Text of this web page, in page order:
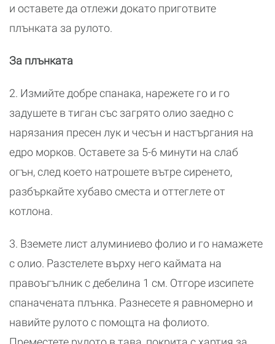
и оставете да отлежи докато приготвите
плънката за рулото.
За плънката
2. Измийте добре спанака, нарежете го и го
задушете в тиган със загрято олио заедно с
нарязания пресен лук и чесън и настъргания на
едро морков. Оставете за 5-6 минути на слаб
огън, след което натрошете вътре сиренето,
разбъркайте хубаво сместа и оттеглете от
котлона.
3. Вземете лист алуминиево фолио и го намажете
с олио. Разстелете върху него каймата на
правоъгълник с дебелина 1 см. Отгоре изсипете
спаначената плънка. Разнесете я равномерно и
навийте рулото с помощта на фолиото.